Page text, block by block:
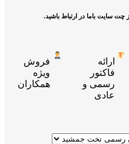
چت سایت باما در ارتباط باشید.
ارائه
فاکتور
رسمی و
عادی
فروش
ویژه
همکاران